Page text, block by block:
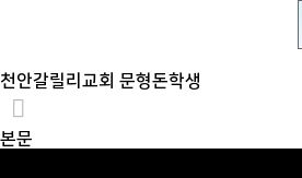
천안갈릴리교회 문형돈학생
본문